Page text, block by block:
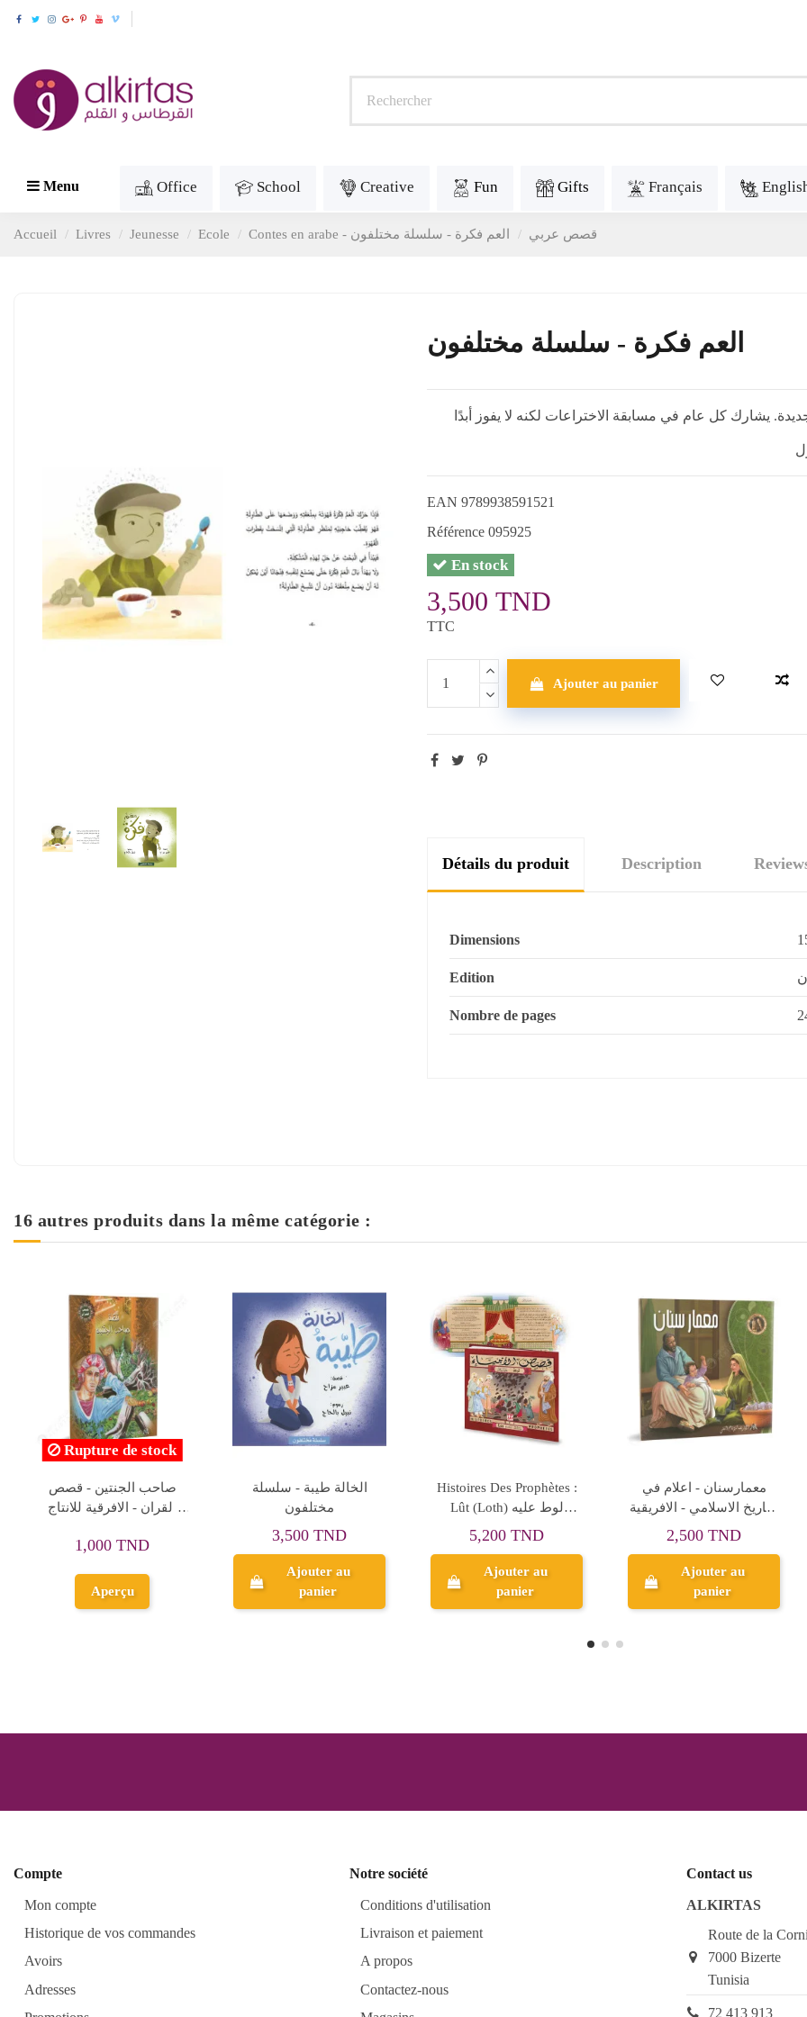
Menu Office School Creative Fun Gifts Français
Accueil Livres Jeunesse Ecole Contes en arabe - قصص عربي العم فكرة - سلسلة مختلفون
العم فكرة - سلسلة مختلفون
يشارك كل عام في مسابقة الاختراعات لكنه لا يفوز أبدًا
EAN 9789938591521
Référence 095925
En stock
3,500 TND
TTC
Ajouter au panier
Détails du produit Description
Dimensions
Edition
Nombre de pages
16 autres produits dans la même catégorie :
موسى - قصص
كتابي
Ajouter au
العم سريع - سلسلة
3,500 TND
Ajouter au
panier
حكايات فرحان مع القران
45,000 TND
Ajouter au
panier
الوضوء و الصلاة خطوة
خطوة
10,000 TND
Ajouter au
panier
Compte
Mon compte
Historique de vos commandes
Avoirs
Adresses
Notre société
Conditions d'utilisation
Livraison et paiement
A propos
Contactez-nous
Contact us
ALKIRTAS
Route de la
7000 Bizerte
Tunisia
72 413 913